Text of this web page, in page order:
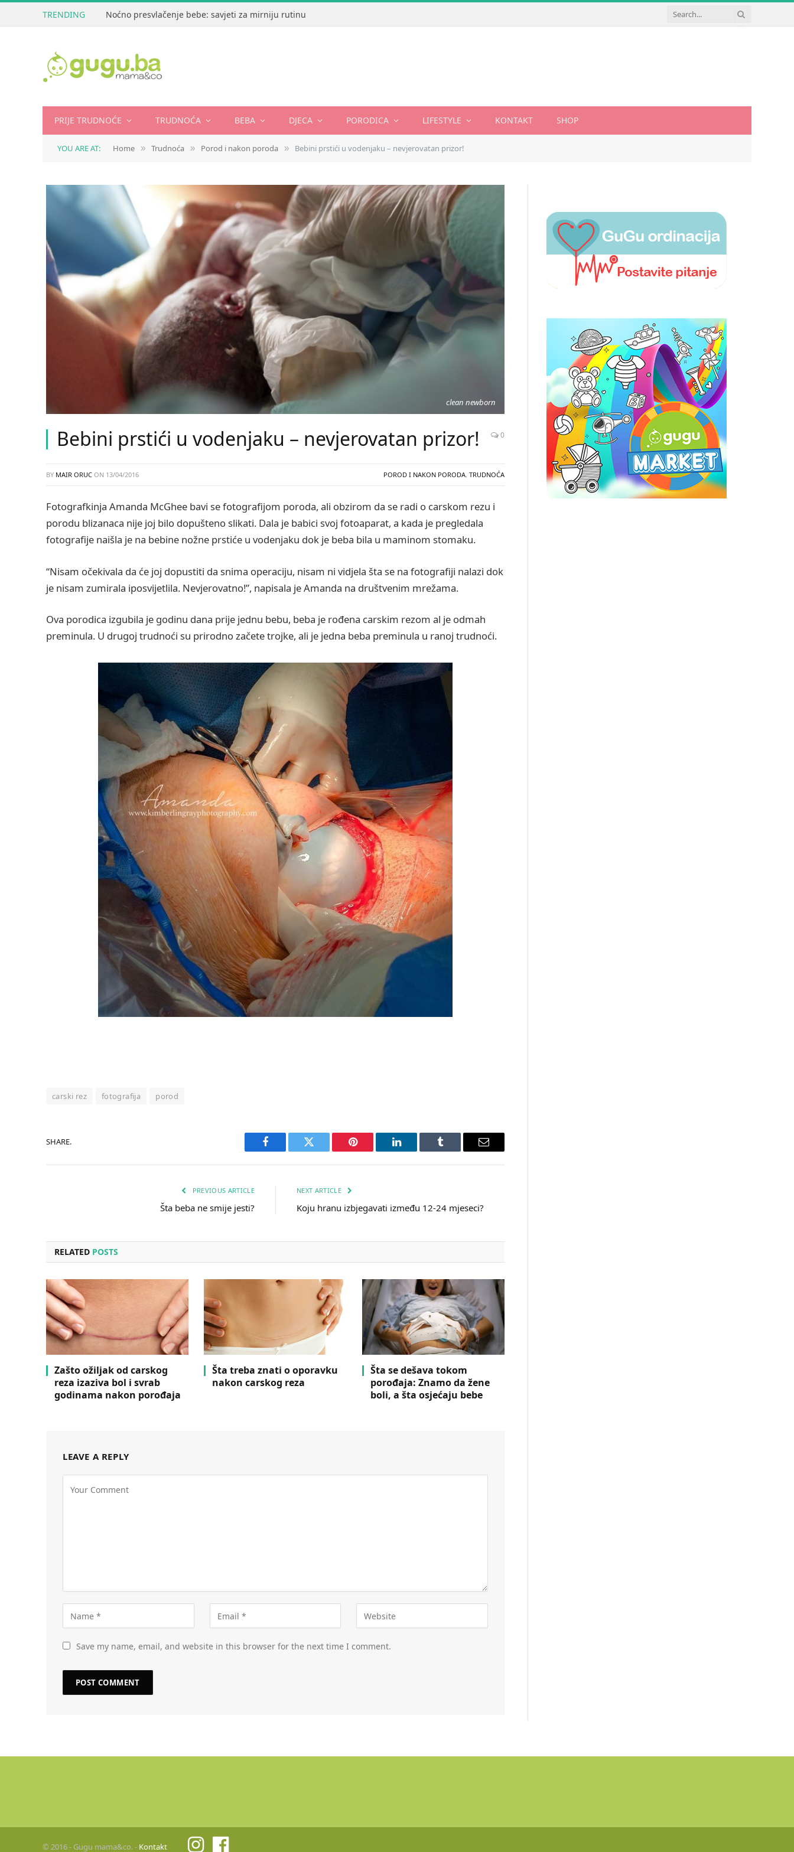
TRENDING Noćno presvlačenje bebe: savjeti za mirniju rutinu
PRIJE TRUDNOĆE TRUDNOĆA BEBA DJECA PORODICA LIFESTYLE KONTAKT SHOP
YOU ARE AT: Home » Trudnoća » Porod i nakon poroda » Bebini prstići u vodenjaku – nevjerovatan prizor!
clean newborn
Bebini prstići u vodenjaku – nevjerovatan prizor! 0
BY MAIR ORUC ON 13/04/2016 POROD I NAKON PORODA, TRUDNOĆA
Fotografkinja Amanda McGhee bavi se fotografijom poroda, ali obzirom da se radi o carskom rezu i
porodu blizanaca nije joj bilo dopušteno slikati. Dala je babici svoj fotoaparat, a kada je pregledala
fotografije naišla je na bebine nožne prstiće u vodenjaku dok je beba bila u maminom stomaku.
“Nisam očekivala da će joj dopustiti da snima operaciju, nisam ni vidjela šta se na fotografiji nalazi dok
je nisam zumirala iposvijetlila. Nevjerovatno!”, napisala je Amanda na društvenim mrežama.
Ova porodica izgubila je godinu dana prije jednu bebu, beba je rođena carskim rezom al je odmah
preminula. U drugoj trudnoći su prirodno začete trojke, ali je jedna beba preminula u ranoj trudnoći.
carski rez fotografija porod
SHARE.
Facebook Twitter Pinterest LinkedIn Tumblr Email
PREVIOUS ARTICLE
Šta beba ne smije jesti?
NEXT ARTICLE
Koju hranu izbjegavati između 12-24 mjeseci?
RELATED POSTS
Zašto ožiljak od carskog
reza izaziva bol i svrab
godinama nakon porođaja
Šta treba znati o oporavku
nakon carskog reza
Šta se dešava tokom
porođaja: Znamo da žene
boli, a šta osjećaju bebe
LEAVE A REPLY
Save my name, email, and website in this browser for the next time I comment.
© 2016 - Gugu mama&co. - Kontakt